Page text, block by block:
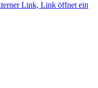
Link, Link öffnet ein